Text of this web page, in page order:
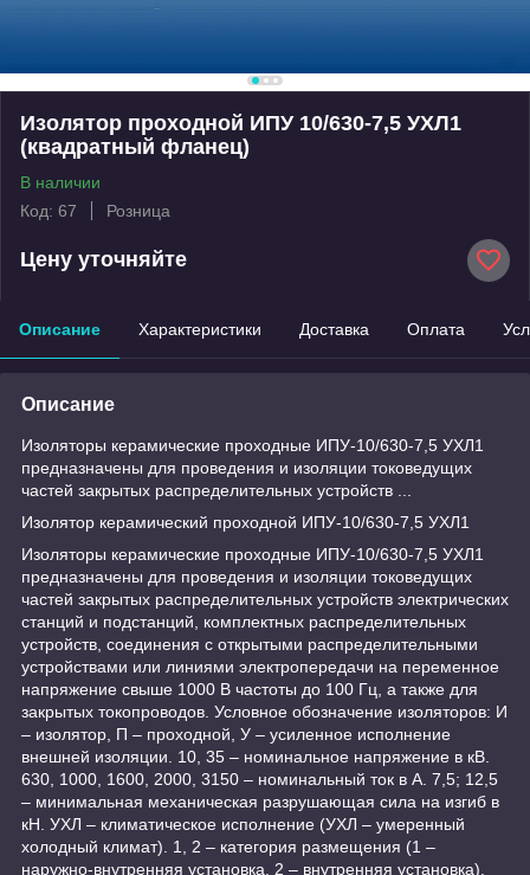
Изолятор проходной ИПУ 10/630-7,5 УХЛ1
(квадратный фланец)
В наличии
Код: 67
Розница
Цену уточняйте
Описание Характеристики Доставка Оплата
Описание
Изоляторы керамические проходные ИПУ-10/630-7,5 УХЛ1
предназначены для проведения и изоляции токоведущих
частей закрытых распределительных устройств ...
Изолятор керамический проходной ИПУ-10/630-7,5 УХЛ1
Изоляторы керамические проходные ИПУ-10/630-7,5 УХЛ1
предназначены для проведения и изоляции токоведущих
частей закрытых распределительных устройств электрических
станций и подстанций, комплектных распределительных
устройств, соединения с открытыми распределительными
устройствами или линиями электропередачи на переменное
напряжение свыше 1000 В частоты до 100 Гц, а также для
закрытых токопроводов. Условное обозначение изоляторов: И
– изолятор, П – проходной, У – усиленное исполнение
внешней изоляции. 10, 35 – номинальное напряжение в кВ.
630, 1000, 1600, 2000, 3150 – номинальный ток в А. 7,5; 12,5
– минимальная механическая разрушающая сила на изгиб в
кН. УХЛ – климатическое исполнение (УХЛ – умеренный
холодный климат). 1, 2 – категория размещения (1 –
наружно-внутренняя установка, 2 – внутренняя установка).